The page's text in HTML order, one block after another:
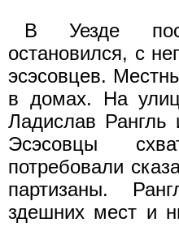
В Уезде
остановился, с
эсэсовцев.
в домах. На
Ладислав Рангль
Эсэсовцы
потребовали
партизаны.
здешних мест и